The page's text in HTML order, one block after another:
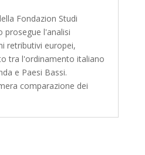
Fondazion Studi
prosegue l'analisi
retributivi europei,
tra l'ordinamento italiano
e Paesi Bassi.
comparazione dei